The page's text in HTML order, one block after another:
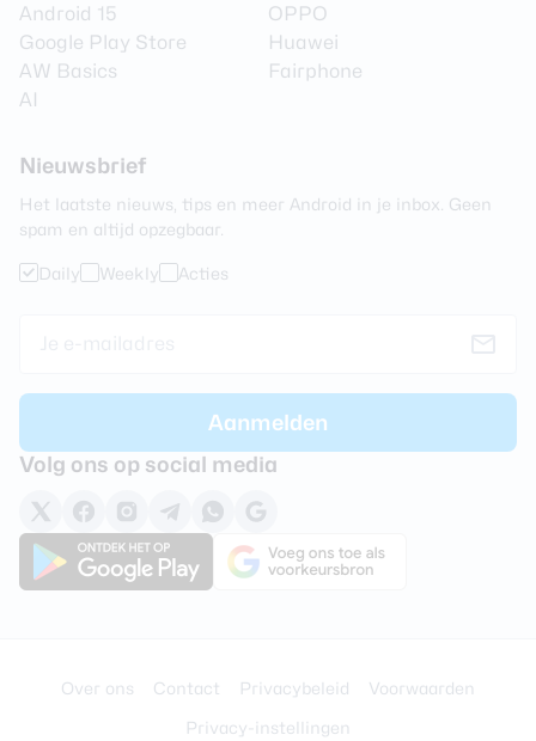
Android 15
Google Play Store
AW Basics
AI
OPPO
Huawei
Fairphone
Nieuwsbrief
Het laatste nieuws, tips en meer Android in je inbox. Geen
spam en altijd opzegbaar.
Daily Weekly Acties
Volg ons op social media
Over ons Contact Privacybeleid
Voorwaarden
Privacy-instellingen